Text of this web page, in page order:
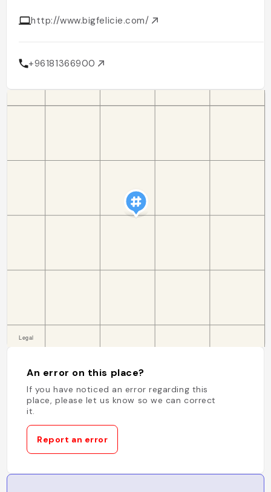
http://www.bigfelicie.com/
+96181366900
An error on this place?
If you have noticed an error regarding this
place, please let us know so we can correct
it.
Report an error